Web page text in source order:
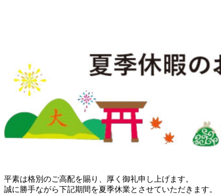
平素は格別のご高配を賜り、厚く御礼申し上げます。
誠に勝手ながら下記期間を夏季休業とさせていただきます。